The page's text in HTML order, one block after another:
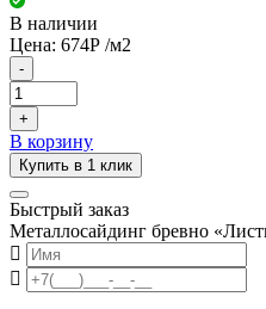
В наличии
Цена: 674Р /м2
-
+
В корзину
Купить в 1 клик
Быстрый заказ
Металлосайдинг бревно